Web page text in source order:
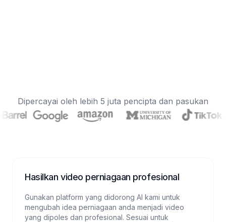
Dipercayai oleh lebih 5 juta pencipta dan pasukan
Hasilkan video perniagaan profesional
Gunakan platform yang didorong AI kami untuk
mengubah idea perniagaan anda menjadi video
yang dipoles dan profesional. Sesuai untuk